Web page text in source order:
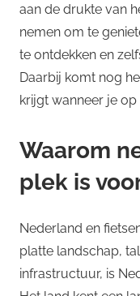
aan de drukte van
nemen om te
te ontdekken en
Daarbij komt nog
krijgt wanneer je op
Waarom
plek is
Nederland en
platte landschap,
infrastructuur, is